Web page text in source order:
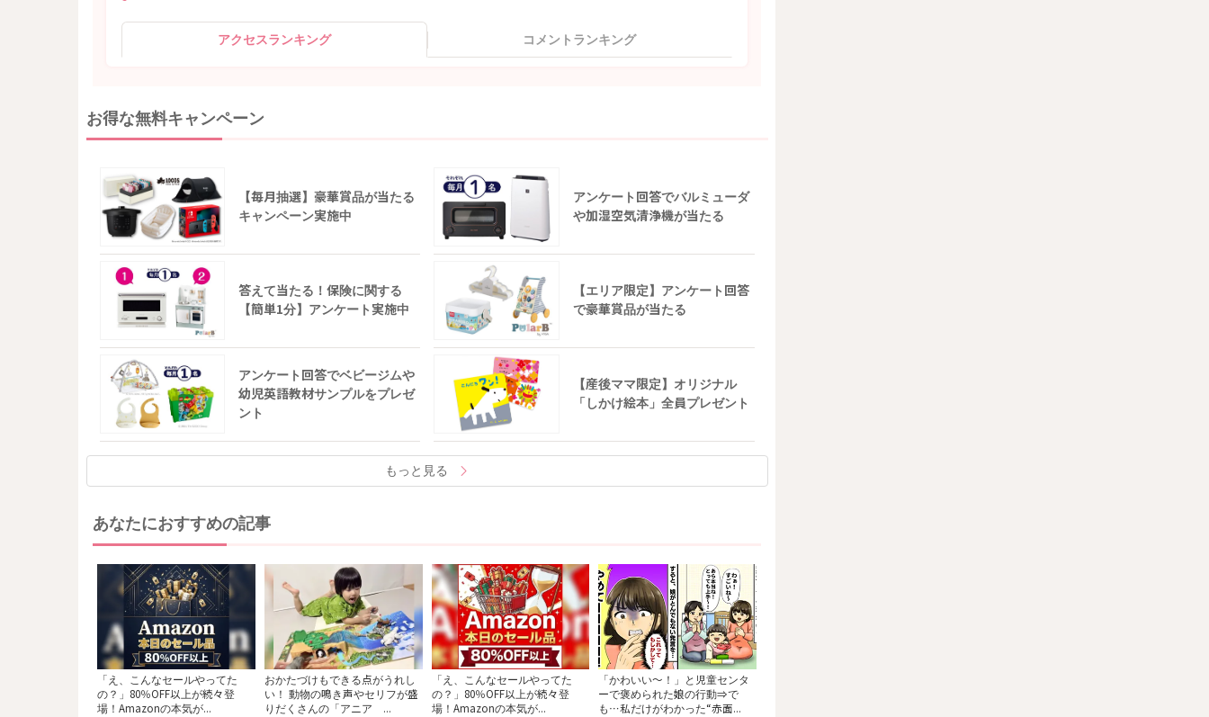
アクセスランキング コメントランキング
お得な無料キャンペーン
【毎月抽選】豪華賞品が当たる
キャンペーン実施中
アンケート回答でバルミューダ
や加湿空気清浄機が当たる
答えて当たる！保険に関する
【簡単1分】アンケート実施中
【エリア限定】アンケート回答
で豪華賞品が当たる
アンケート回答でベビージムや
幼児英語教材サンプルをプレゼ
ント
【産後ママ限定】オリジナル
「しかけ絵本」全員プレゼント
もっと見る
あなたにおすすめの記事
「え、こんなセールやってた
の？」80％OFF以上が続々登
場！Amazonの本気が...
おかたづけもできる点がうれし
い！ 動物の鳴き声やセリフが盛
りだくさんの「アニア ...
「え、こんなセールやってた
の？」80％OFF以上が続々登
場！Amazonの本気が...
「かわいい〜！」と児童センタ
ーで褒められた娘の行動⇒で
も…私だけがわかった“赤面...